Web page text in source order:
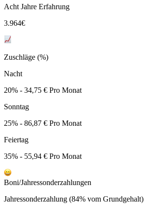
Acht Jahre Erfahrung
3.964€
Zuschläge (%)
Nacht
20% - 34,75 € Pro Monat
Sonntag
25% - 86,87 € Pro Monat
Feiertag
35% - 55,94 € Pro Monat
Boni/Jahressonderzahlungen
Jahressonderzahlung (84% vom Grundgehalt)